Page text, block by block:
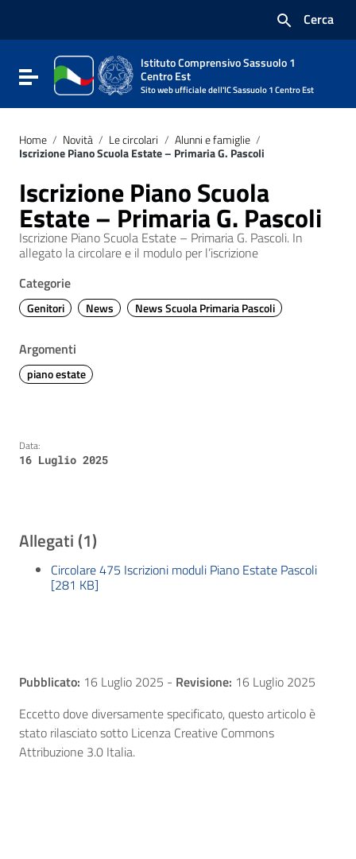
Vai al footer
Cerca
Attiva / disattiva la navigazione
Istituto Comprensivo Sassuolo 1
Centro Est
Sito web ufficiale dell'IC Sassuolo 1 Centro Est
Home / Novità / Le circolari / Alunni e famiglie /
Iscrizione Piano Scuola Estate – Primaria G. Pascoli
Iscrizione Piano Scuola
Estate – Primaria G. Pascoli
Iscrizione Piano Scuola Estate – Primaria G. Pascoli. In
allegato la circolare e il modulo per l’iscrizione
Categorie
Genitori News News Scuola Primaria Pascoli
Argomenti
piano estate
Data:
16 Luglio 2025
Allegati (1)
Circolare 475 Iscrizioni moduli Piano Estate Pascoli
[281 KB]
Pubblicato: 16 Luglio 2025 - Revisione: 16 Luglio 2025
Eccetto dove diversamente specificato, questo articolo è
stato rilasciato sotto Licenza Creative Commons
Attribuzione 3.0 Italia.